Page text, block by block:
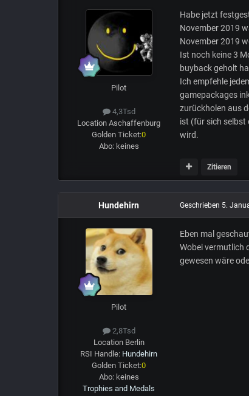
Pilot
4,3Tsd
LocationAschaffenburg
Golden Ticket:0
Abo: keines
Habe jetzt
November 2019
November 2019
Ist noch keine 3
buyback geholt
Ich empfehle
gamepackages
zurückholen aus
ist (für sich selbst
wird.
Zitieren
Hundehirn
Pilot
2,8Tsd
Location Berlin
RSI Handle: Hundehirn
Golden Ticket:0
Abo: keines
Trophies and Medals
Geschrieben 5.
Eben mal
Wobei vermutlich
gewesen wäre